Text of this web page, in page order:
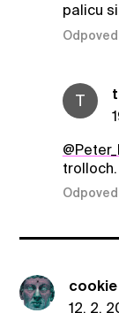
palicu
T
trolloch.
cookie
12. 2.